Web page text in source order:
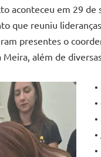
aconteceu em 29 de
que reuniu
presentes o
Meira, além de